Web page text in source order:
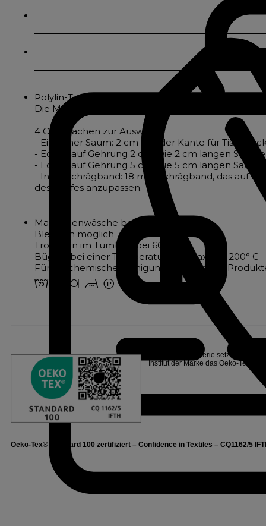
Polylin-Tischdecke mit rustikaler und schicker
Die Mischung aus Leinen und Polyester macht
4 Oberflächen zur Auswahl :
- Einfacher Saum: 2 cm von der Kante für
- Ecken auf Gehrung 2 cm: Die 2 cm langen
- Ecken auf Gehrung 5 cm: Die 5 cm langen
- Innenschrägband: 18 mm Schrägband, das auf
des Stoffes anzupassen.
Maschinenwäsche bei 70°.
Bleichen möglich
Trocknen im Tumbler bei 60°.
Bügeln bei einer Temperatur von maximal 200° C
Für die chemische Reinigung zugelassene
3 u s v W
Linvosges Hôtellerie setzt sich für
Institut der Marke das Oeko-Tex®
Oeko-Tex® Standard 100 zertifiziert – Confidence in Textiles – CQ1162/5